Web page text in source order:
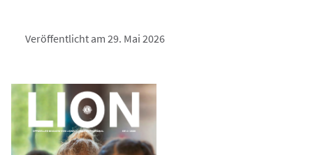
Veröffentlicht am 29. Mai 2026